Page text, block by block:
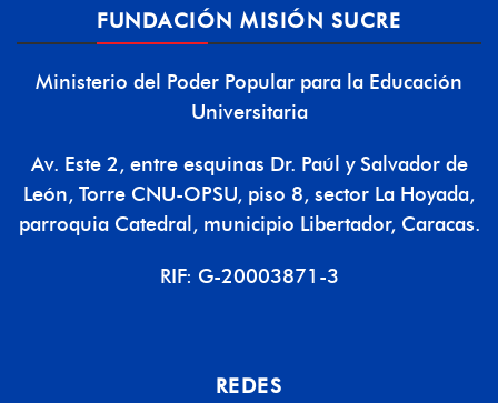
FUNDACIÓN MISIÓN SUCRE
Ministerio del Poder Popular para la Educación
Universitaria
Av. Este 2, entre esquinas Dr. Paúl y Salvador de
León, Torre CNU-OPSU, piso 8, sector La Hoyada,
parroquia Catedral, municipio Libertador, Caracas.
RIF: G-20003871-3
REDES